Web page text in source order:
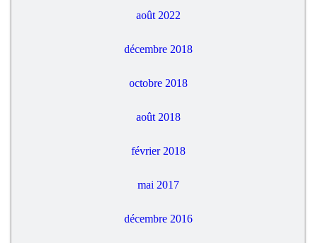
août 2022
décembre 2018
octobre 2018
août 2018
février 2018
mai 2017
décembre 2016